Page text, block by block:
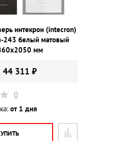
интекрон (intecron)
243 белый матовый
мм
44 311 ₽
0
от 1 дня